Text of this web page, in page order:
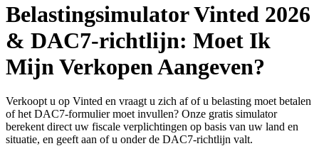
Belastingsimulator Vinted 2026
& DAC7-richtlijn: Moet Ik
Mijn Verkopen Aangeven?
Verkoopt u op Vinted en vraagt u zich af of u belasting moet betalen
of het DAC7-formulier moet invullen? Onze gratis simulator
berekent direct uw fiscale verplichtingen op basis van uw land en
situatie, en geeft aan of u onder de DAC7-richtlijn valt.